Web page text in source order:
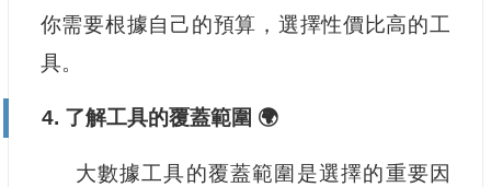
你需要根據自己的預算，選擇性價比高的工
具。
4. 了解工具的覆蓋範圍 🌍
大數據工具的覆蓋範圍是選擇的重要因